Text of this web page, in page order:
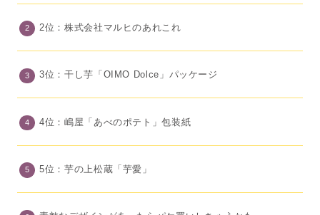
2位：株式会社マルヒのあれこれ
3位：干し芋「OIMO Dolce」パッケージ
4位：嶋屋「あべのポテト」包装紙
5位：芋の上松蔵「芋愛」